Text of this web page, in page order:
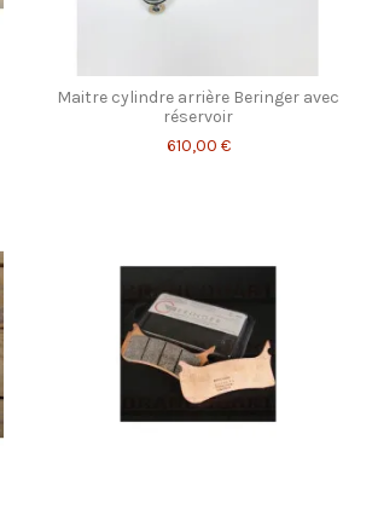
Maitre cylindre arrière Beringer avec
réservoir
610,00 €